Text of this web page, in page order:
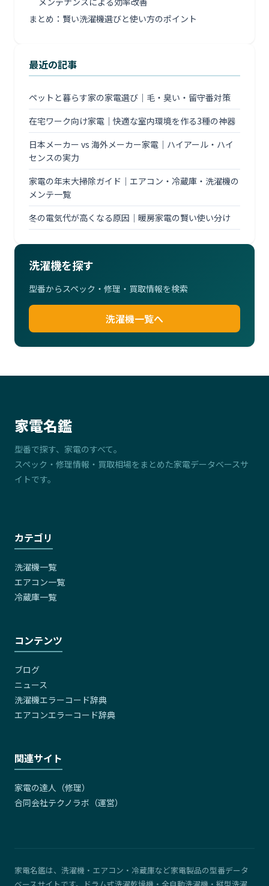
まとめ：賢い洗濯機選びと使い方のポイント
最近の記事
ペットと暮らす家の家電選び｜毛・臭い・留守番対策
在宅ワーク向け家電｜快適な室内環境を作る3種の神器
日本メーカー vs 海外メーカー家電｜ハイアール・ハイ
センスの実力
家電の年末大掃除ガイド｜エアコン・冷蔵庫・洗濯機の
メンテ一覧
冬の電気代が高くなる原因｜暖房家電の賢い使い分け
洗濯機を探す
型番からスペック・修理・買取情報を検索
洗濯機一覧へ
家電名鑑
型番で探す、家電のすべて。
スペック・修理情報・買取相場をまとめた家電データベースサ
イトです。
カテゴリ
洗濯機一覧
エアコン一覧
冷蔵庫一覧
コンテンツ
ブログ
ニュース
洗濯機エラーコード辞典
エアコンエラーコード辞典
関連サイト
家電の達人（修理）
合同会社テクノラボ（運営）
家電名鑑は、洗濯機・エアコン・冷蔵庫など家電製品の型番データ